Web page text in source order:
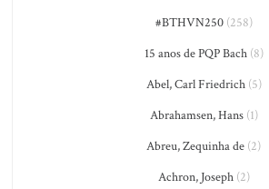
#BTHVN250(258)
15 anos de PQP Bach(8)
Abel, Carl Friedrich(5)
Abrahamsen, Hans(1)
Abreu, Zequinha de (2)
Achron, Joseph(2)